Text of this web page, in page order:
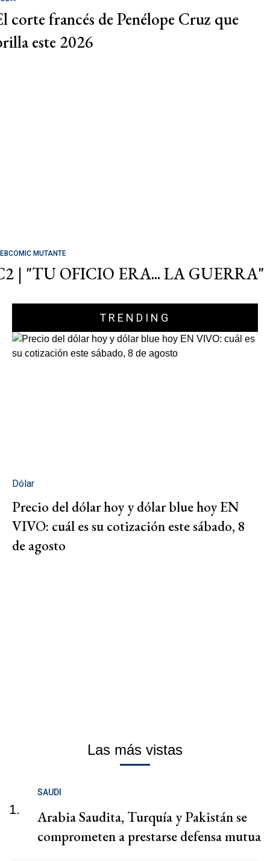
corte francés de Penélope Cruz que
este 2026
MUTANTE
| "TU OFICIO ERA... LA GUERRA"
TRENDING
Dólar
Precio del dólar hoy y dólar blue hoy EN
VIVO: cuál es su cotización este sábado, 8
de agosto
Las más vistas
1.
SAUDI
Arabia Saudita, Turquía y Pakistán se
comprometen a prestarse defensa mutua